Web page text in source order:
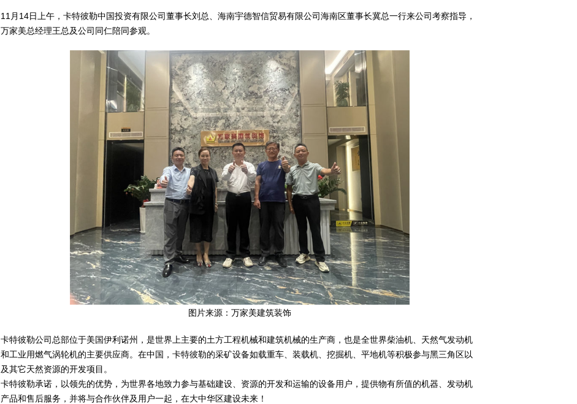
11月14日上午，卡特彼勒中国投资有限公司董事长刘总、海南宇德智信贸易有限公司海南区董事长冀总一行来公司考察指导，
万家美总经理王总及公司同仁陪同参观。
图片来源：万家美建筑装饰
卡特彼勒公司总部位于美国伊利诺州，是世界上主要的土方工程机械和建筑机械的生产商，也是全世界柴油机、天然气发动机
和工业用燃气涡轮机的主要供应商。在中国，卡特彼勒的采矿设备如载重车、装载机、挖掘机、平地机等积极参与黑三角区以
及其它天然资源的开发项目。
卡特彼勒承诺，以领先的优势，为世界各地致力参与基础建设、资源的开发和运输的设备用户，提供物有所值的机器、发动机
产品和售后服务，并将与合作伙伴及用户一起，在大中华区建设未来！